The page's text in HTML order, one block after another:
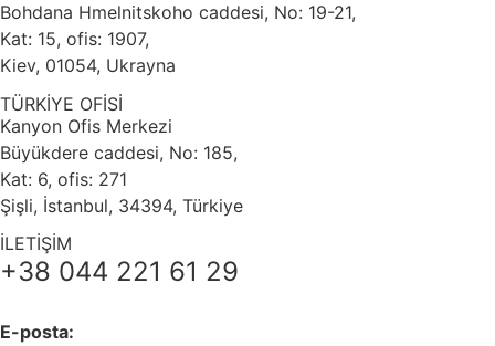
Bohdana Hmelnitskoho caddesi, No: 19-21,
Kat: 15, ofis: 1907,
Kiev, 01054, Ukrayna
TÜRKİYE OFİSİ
Kanyon Ofis Merkezi
Büyükdere caddesi, No: 185,
Kat: 6, ofis: 271
Şişli, İstanbul, 34394, Türkiye
İLETİŞİM
+38 044 221 61 29
E-posta: